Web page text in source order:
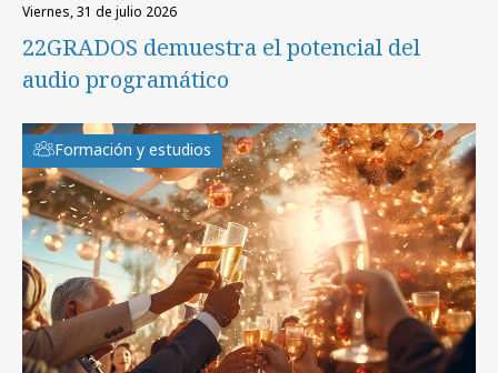
viernes, 31 de julio 2026
22GRADOS demuestra el potencial del
audio programático
Formación y estudios